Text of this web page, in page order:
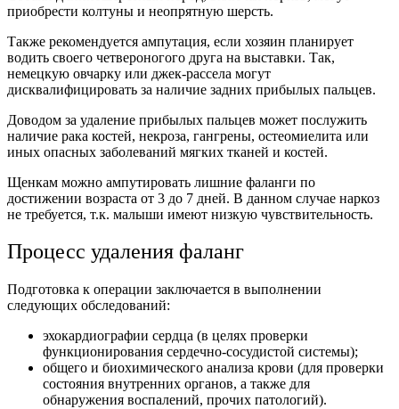
приобрести колтуны и неопрятную шерсть.
Также рекомендуется ампутация, если хозяин планирует
водить своего четвероногого друга на выставки. Так,
немецкую овчарку или джек-рассела могут
дисквалифицировать за наличие задних прибылых пальцев.
Доводом за удаление прибылых пальцев может послужить
наличие рака костей, некроза, гангрены, остеомиелита или
иных опасных заболеваний мягких тканей и костей.
Щенкам можно ампутировать лишние фаланги по
достижении возраста от 3 до 7 дней. В данном случае наркоз
не требуется, т.к. малыши имеют низкую чувствительность.
Процесс удаления фаланг
Подготовка к операции заключается в выполнении
следующих обследований:
эхокардиографии сердца (в целях проверки
функционирования сердечно-сосудистой системы);
общего и биохимического анализа крови (для проверки
состояния внутренних органов, а также для
обнаружения воспалений, прочих патологий).